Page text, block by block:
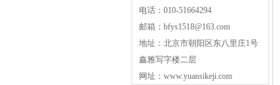
电话：010-51664294
邮箱：bfys1518@163.com
地址：北京市朝阳区东八里庄1号
鑫雅写字楼二层
网址：www.yuansikeji.com